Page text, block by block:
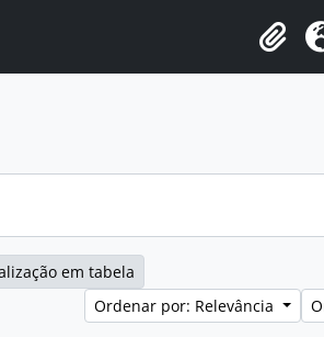
Área
em tabela
Ordenar por: Relevância